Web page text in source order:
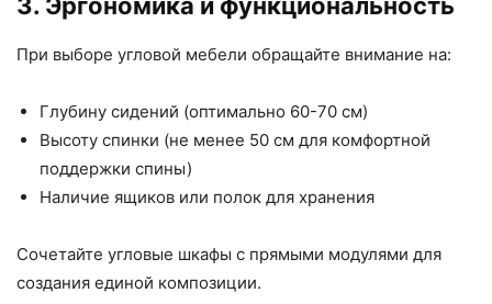
При выборе угловой мебели обращайте внимание на:
Глубину сидений (оптимально 60-70 см)
Высоту спинки (не менее 50 см для комфортной
поддержки спины)
Наличие ящиков или полок для хранения
Сочетайте угловые шкафы с прямыми модулями для
создания единой композиции.